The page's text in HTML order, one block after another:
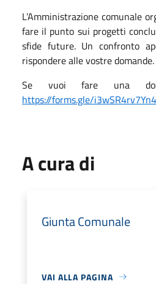
L’Amministrazione comunale
fare il punto sui progetti
sfide future. Un confronto
rispondere alle vostre domande.
Se vuoi fare una
https://forms.gle/
A cura di
Giunta Comunale
VAI ALLA PAGINA